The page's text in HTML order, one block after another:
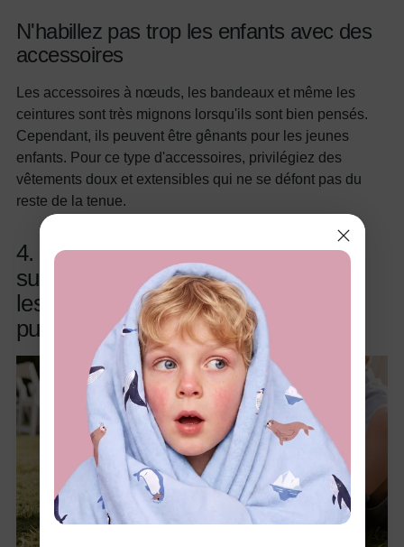
N'habillez pas trop les enfants avec des
accessoires
Les accessoires à nœuds, les bandeaux et même les
ceintures sont très mignons lorsqu'ils sont bien pensés.
Cependant, ils peuvent être gênants pour les jeunes
enfants. Pour ce type d'accessoires, privilégiez des
vêtements doux et extensibles qui ne se défont pas du
reste de la tenue.
4. Les chaussures ne sont pas une
suggestion, mais les chaussettes et
les chaussures sont des termes
puissants